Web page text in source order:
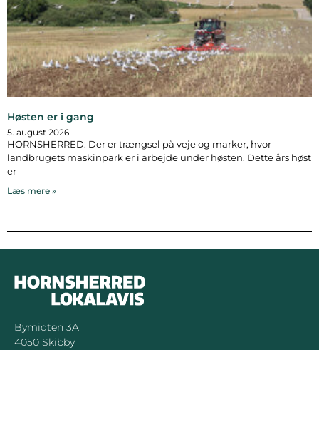
Høsten er i gang
5. august 2026
HORNSHERRED: Der er trængsel på veje og marker, hvor
landbrugets maskinpark er i arbejde under høsten. Dette års høst
er
Læs mere »
Bymidten 3A
4050 Skibby